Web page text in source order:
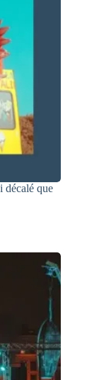
décalé que